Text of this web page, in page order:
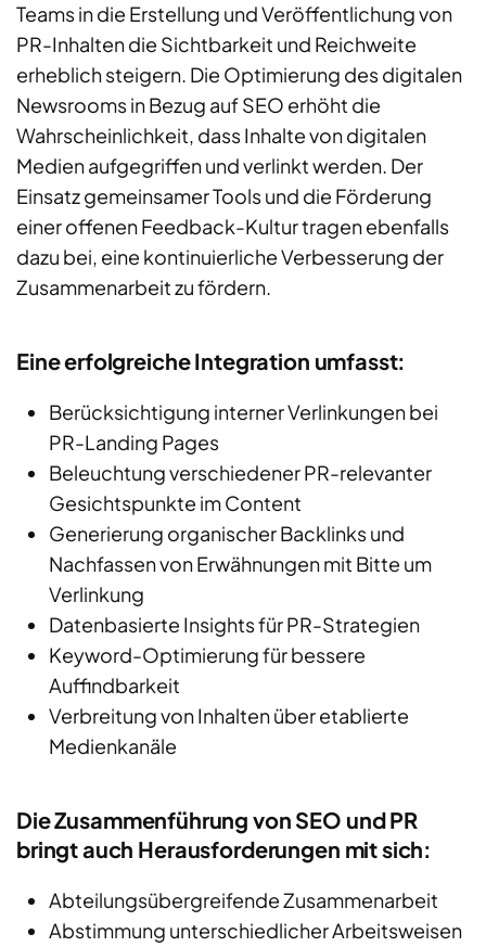
Teams in die Erstellung und Veröffentlichung von
PR-Inhalten die Sichtbarkeit und Reichweite
erheblich steigern. Die Optimierung des digitalen
Newsrooms in Bezug auf SEO erhöht die
Wahrscheinlichkeit, dass Inhalte von digitalen
Medien aufgegriffen und verlinkt werden. Der
Einsatz gemeinsamer Tools und die Förderung
einer offenen Feedback-Kultur tragen ebenfalls
dazu bei, eine kontinuierliche Verbesserung der
Zusammenarbeit zu fördern.
Eine erfolgreiche Integration umfasst:
Berücksichtigung interner Verlinkungen bei
PR-Landing Pages
Beleuchtung verschiedener PR-relevanter
Gesichtspunkte im Content
Generierung organischer Backlinks und
Nachfassen von Erwähnungen mit Bitte um
Verlinkung
Datenbasierte Insights für PR-Strategien
Keyword-Optimierung für bessere
Auffindbarkeit
Verbreitung von Inhalten über etablierte
Medienkanäle
Die Zusammenführung von SEO und PR
bringt auch Herausforderungen mit sich:
Abteilungsübergreifende Zusammenarbeit
Abstimmung unterschiedlicher Arbeitsweisen